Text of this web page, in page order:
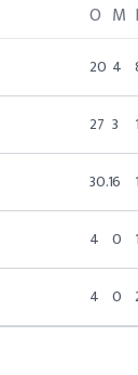
O M
20 4
27 3
30.16
4 0
4 0